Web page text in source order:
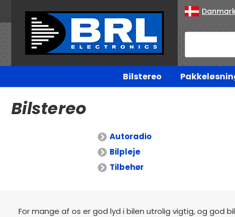
Bilstereo
Bilstereo
Autoradio
Bilpleje
Tilbehør
For mange af os er god lyd i bilen utrolig vigtig, og god